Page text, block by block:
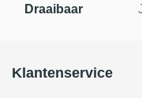
Draaibaar
Klantenservice